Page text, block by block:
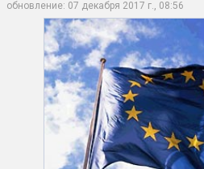
обновление: 07 декабря 2017 г., 08:56